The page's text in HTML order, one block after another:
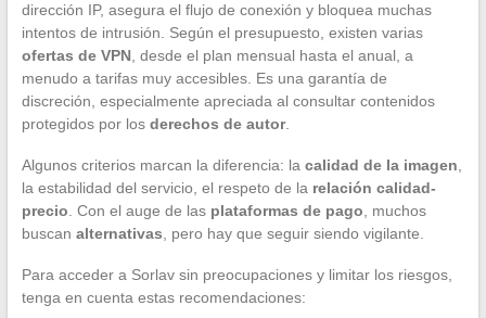
dirección IP, asegura el flujo de conexión y bloquea muchas
intentos de intrusión. Según el presupuesto, existen varias
ofertas de VPN, desde el plan mensual hasta el anual, a
menudo a tarifas muy accesibles. Es una garantía de
discreción, especialmente apreciada al consultar contenidos
protegidos por los derechos de autor.
Algunos criterios marcan la diferencia: la calidad de la imagen
la estabilidad del servicio, el respeto de la relación calidad-
precio . Con el auge de las plataformas de pago , muchos
buscan alternativas , pero hay que seguir siendo vigilante.
Para acceder a Sorlav sin preocupaciones y limitar los riesgos,
tenga en cuenta estas recomendaciones: